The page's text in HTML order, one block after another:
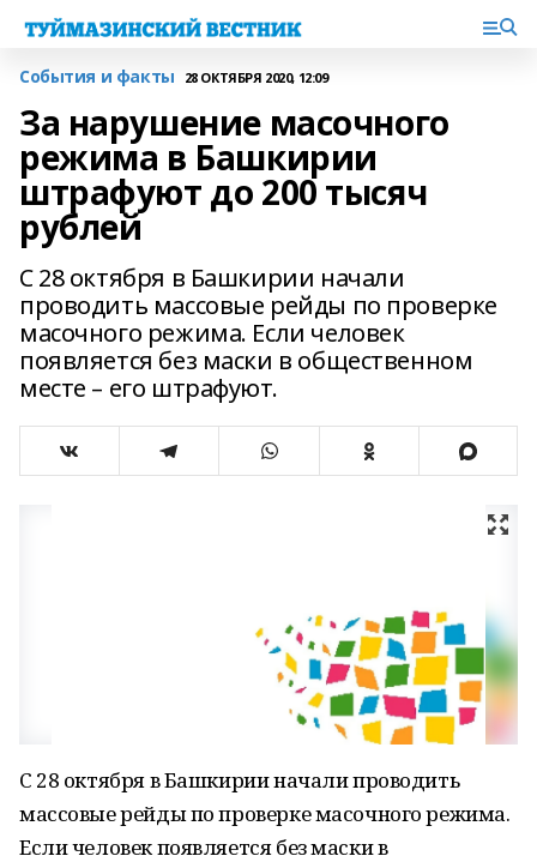
События и факты 28 ОКТЯБРЯ 2020, 12:09
За нарушение масочного
режима в Башкирии
штрафуют до 200 тысяч
рублей
С 28 октября в Башкирии начали
проводить массовые рейды по проверке
масочного режима. Если человек
появляется без маски в общественном
месте – его штрафуют.
С 28 октября в Башкирии начали проводить
массовые рейды по проверке масочного режима.
Если человек появляется без маски в